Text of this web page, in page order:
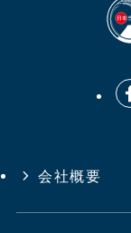
会社概要